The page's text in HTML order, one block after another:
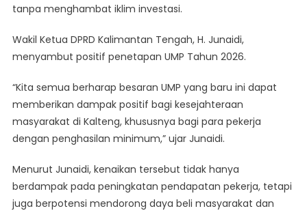
tanpa menghambat iklim investasi.
Wakil Ketua DPRD Kalimantan Tengah, H. Junaidi,
menyambut positif penetapan UMP Tahun 2026.
“Kita semua berharap besaran UMP yang baru ini dapat
memberikan dampak positif bagi kesejahteraan
masyarakat di Kalteng, khususnya bagi para pekerja
dengan penghasilan minimum,” ujar Junaidi.
Menurut Junaidi, kenaikan tersebut tidak hanya
berdampak pada peningkatan pendapatan pekerja, tetapi
juga berpotensi mendorong daya beli masyarakat dan